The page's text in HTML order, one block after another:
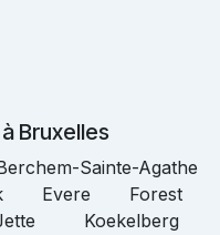
Bruxelles
Sainte-Agathe
Evere Forest
Koekelberg